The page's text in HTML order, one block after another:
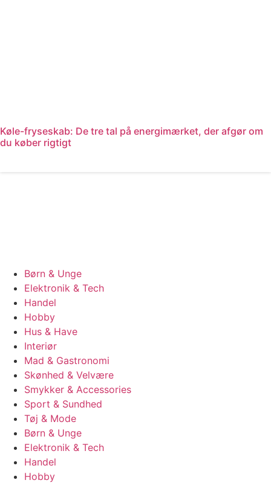
Køle-fryseskab: De tre tal på energimærket, der afgør om
du køber rigtigt
Børn & Unge
Elektronik & Tech
Handel
Hobby
Hus & Have
Interiør
Mad & Gastronomi
Skønhed & Velvære
Smykker & Accessories
Sport & Sundhed
Tøj & Mode
Børn & Unge
Elektronik & Tech
Handel
Hobby